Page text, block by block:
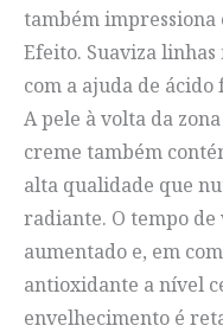
também impressiona
Efeito. Suaviza
com a ajuda de
A pele à volta da
creme também
alta qualidade que
radiante. O tempo de
aumentado e, em
antioxidante a nível
envelhecimento é